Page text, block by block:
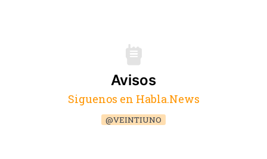
Avisos
Siguenos en Habla.News
@VEINTIUNO